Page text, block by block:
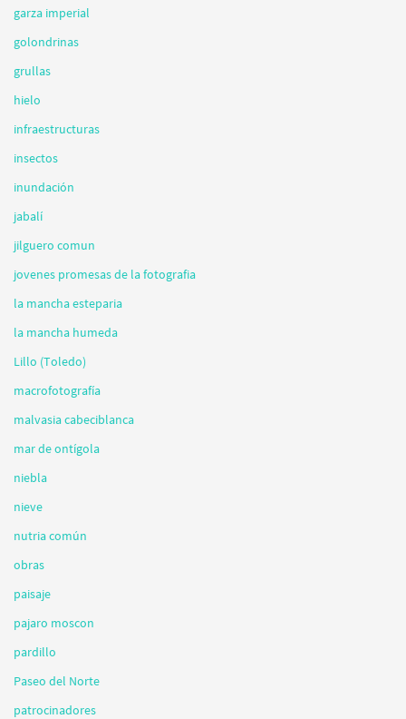
garza imperial
golondrinas
grullas
hielo
infraestructuras
insectos
inundación
jabalí
jilguero comun
jovenes promesas de la fotografia
la mancha esteparia
la mancha humeda
Lillo (Toledo)
macrofotografía
malvasia cabeciblanca
mar de ontígola
niebla
nieve
nutria común
obras
paisaje
pajaro moscon
pardillo
Paseo del Norte
patrocinadores